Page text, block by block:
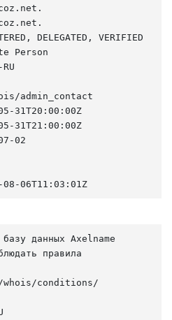
DELEGATED, VERIFIED
Person
admin_contact
31T20:00:00Z
02
06T11:03:01Z
данных Axelname
правила
conditions/